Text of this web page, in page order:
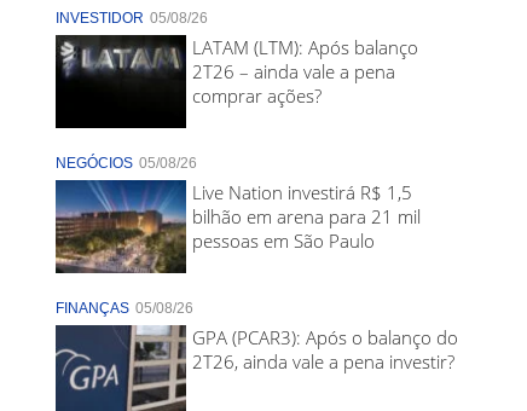
INVESTIDOR 05/08/26
LATAM (LTM): Após balanço
2T26 – ainda vale a pena
comprar ações?
NEGÓCIOS 05/08/26
Live Nation investirá R$ 1,5
bilhão em arena para 21 mil
pessoas em São Paulo
FINANÇAS 05/08/26
GPA (PCAR3): Após o balanço do
2T26, ainda vale a pena investir?